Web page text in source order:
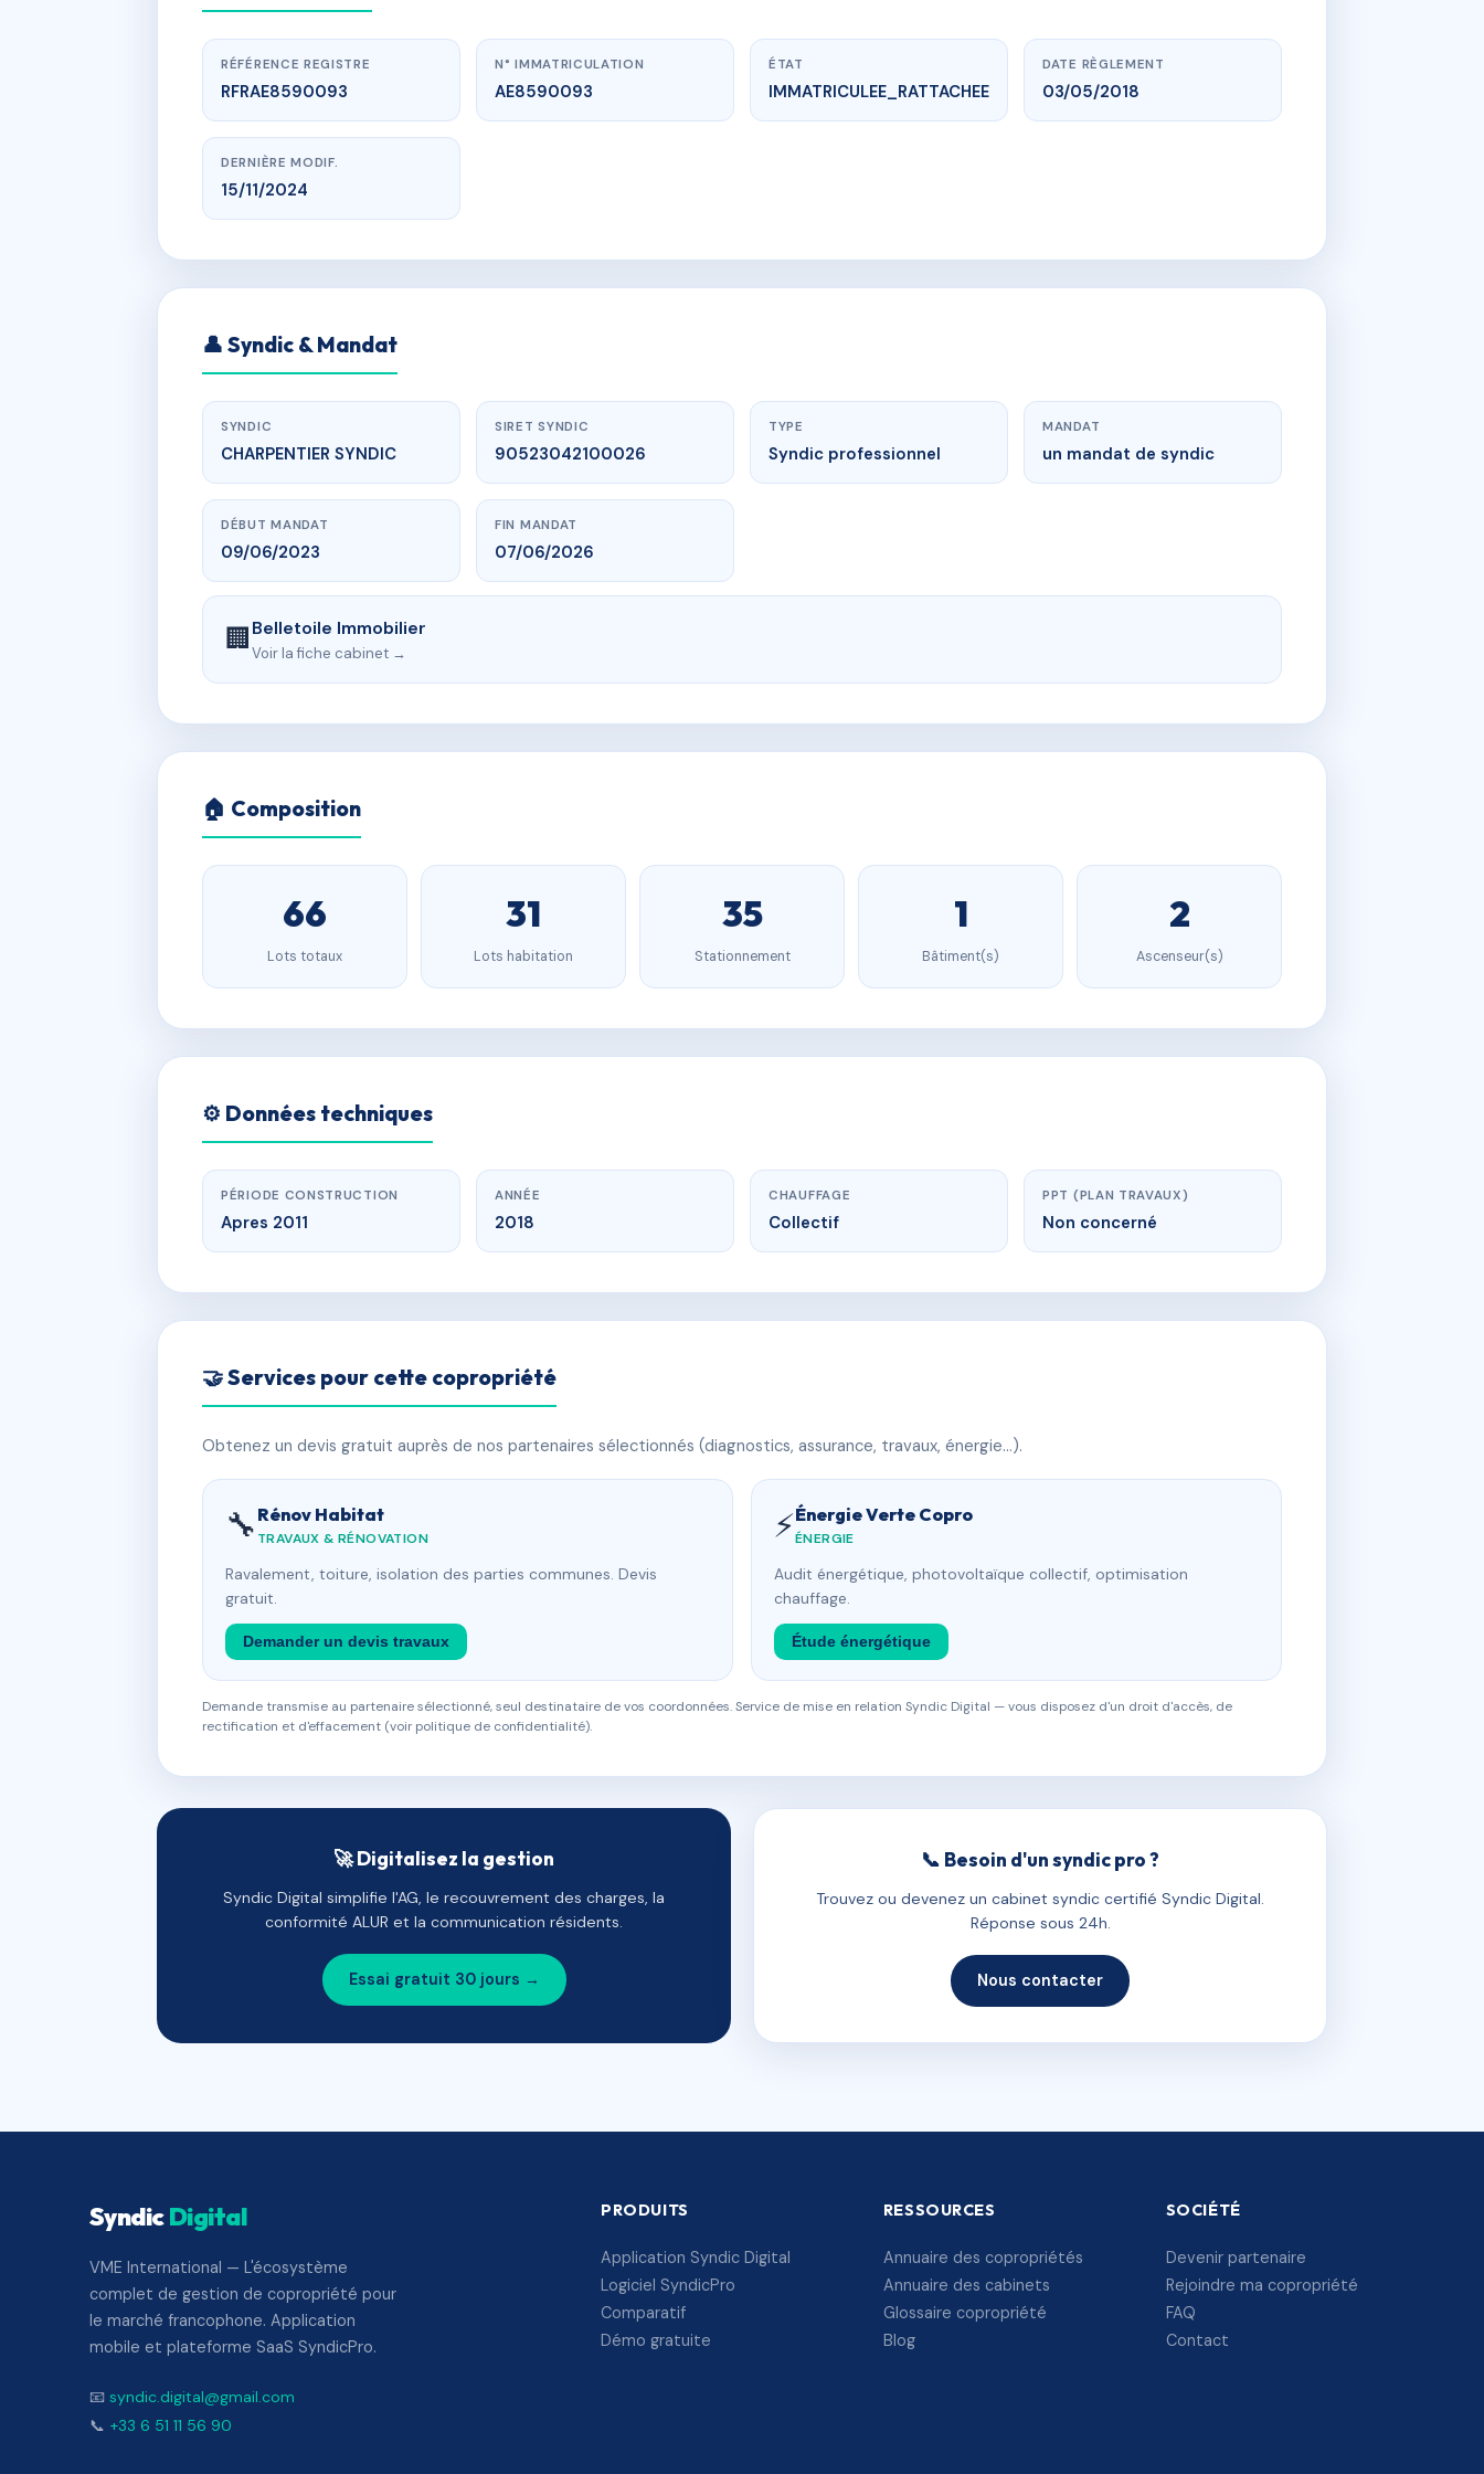
RÉFÉRENCE REGISTRE
RFRAE8590093
N° IMMATRICULATION
AE8590093
ÉTAT
IMMATRICULEE_RATTACHEE
DATE RÈGLEMENT
03/05/2018
DERNIÈRE MODIF.
15/11/2024
👤 Syndic & Mandat
SYNDIC
CHARPENTIER SYNDIC
SIRET SYNDIC
90523042100026
TYPE
Syndic professionnel
MANDAT
un mandat de syndic
DÉBUT MANDAT
09/06/2023
FIN MANDAT
07/06/2026
🏢Belletoile Immobilier
Voir la fiche cabinet →
🏠 Composition
66
Lots totaux
31
Lots habitation
35
Stationnement
1
Bâtiment(s)
2
Ascenseur(s)
⚙️ Données techniques
PÉRIODE CONSTRUCTION
Apres 2011
ANNÉE
2018
CHAUFFAGE
Collectif
PPT (PLAN TRAVAUX)
Non concerné
🤝 Services pour cette copropriété
Obtenez un devis gratuit auprès de nos partenaires sélectionnés (diagnostics, assurance, travaux, énergie…).
🔧 Rénov Habitat
TRAVAUX & RÉNOVATION
Ravalement, toiture, isolation des parties communes. Devis
gratuit.
Demander un devis travaux
⚡Énergie Verte Copro
ÉNERGIE
Audit énergétique, photovoltaïque collectif, optimisation
chauffage.
Étude énergétique
Demande transmise au partenaire sélectionné, seul destinataire de vos coordonnées. Service de mise en relation Syndic Digital — vous disposez d'un droit d'accès, de
rectification et d'effacement (voir politique de confidentialité).
🚀 Digitalisez la gestion
Syndic Digital simplifie l'AG, le recouvrement des charges, la
conformité ALUR et la communication résidents.
Essai gratuit 30 jours →
📞 Besoin d'un syndic pro ?
Trouvez ou devenez un cabinet syndic certifié Syndic Digital.
Réponse sous 24h.
Nous contacter
SyndicDigital
VME International — L'écosystème
complet de gestion de copropriété pour
le marché francophone. Application
mobile et plateforme SaaS SyndicPro.
📧 syndic.digital@gmail.com
📞 +33 6 51 11 56 90
PRODUITS
Application Syndic Digital
Logiciel SyndicPro
Comparatif
Démo gratuite
RESSOURCES
Annuaire des copropriétés
Annuaire des cabinets
Glossaire copropriété
Blog
SOCIÉTÉ
Devenir partenaire
Rejoindre ma copropriété
FAQ
Contact